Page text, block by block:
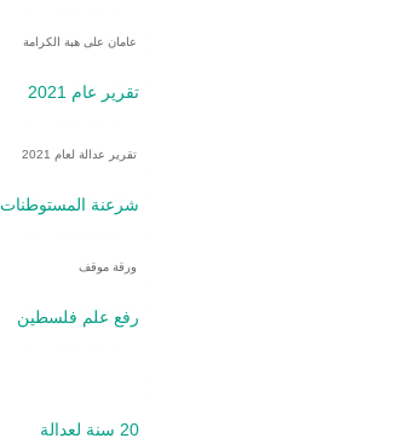
عامان على هبة الكرامة
تقرير عام 2021
تقرير عدالة لعام 2021
شرعنة المستوطنات
ورقة موقف
رفع علم فلسطين
20 سنة لعدالة